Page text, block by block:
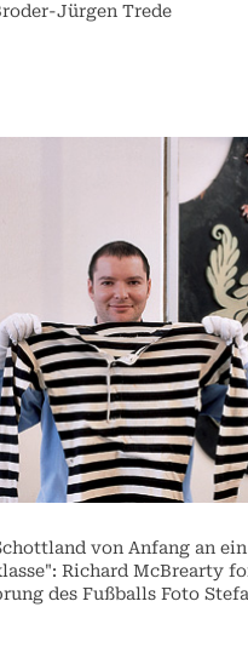
Jürgen Trede
von Anfang an
Richard McBrearty
des Fußballs Foto